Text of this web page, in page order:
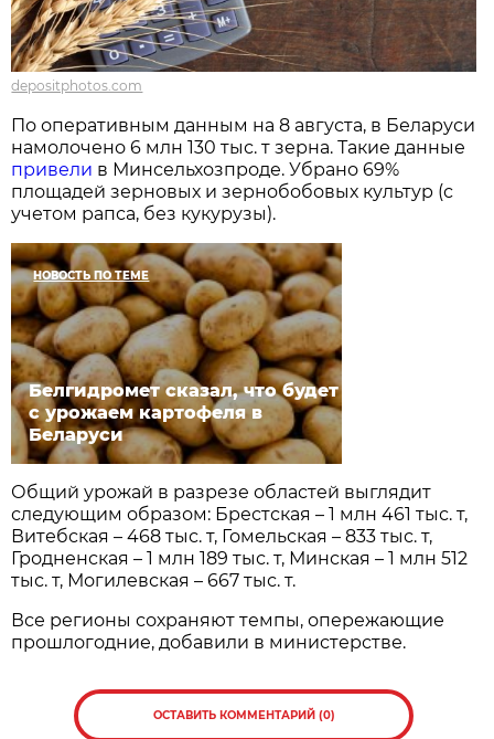
depositphotos.com
По оперативным данным на 8 августа, в Беларуси
намолочено 6 млн 130 тыс. т зерна. Такие данные
привели в Минсельхозпроде. Убрано 69%
площадей зерновых и зернобобовых культур (с
учетом рапса, без кукурузы).
НОВОСТЬ ПО ТЕМЕ
Белгидромет сказал, что будет
с урожаем картофеля в
Беларуси
Общий урожай в разрезе областей выглядит
следующим образом: Брестская – 1 млн 461 тыс. т,
Витебская – 468 тыс. т, Гомельская – 833 тыс. т,
Гродненская – 1 млн 189 тыс. т, Минская – 1 млн 512
тыс. т, Могилевская – 667 тыс. т.
Все регионы сохраняют темпы, опережающие
прошлогодние, добавили в министерстве.
ОСТАВИТЬ КОММЕНТАРИЙ (0)